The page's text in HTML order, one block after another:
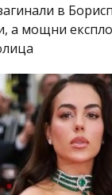
в
а мощни